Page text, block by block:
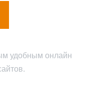
удобным онлайн